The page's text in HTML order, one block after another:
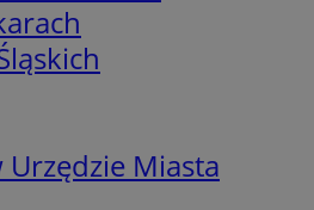
Urzędzie Miasta